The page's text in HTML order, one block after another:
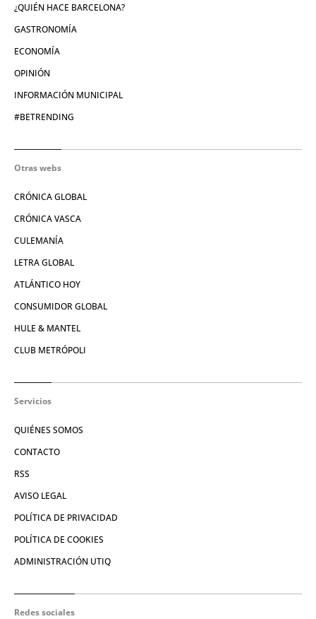
¿QUIÉN HACE BARCELONA?
GASTRONOMÍA
ECONOMÍA
OPINIÓN
INFORMACIÓN MUNICIPAL
#BETRENDING
Otras webs
CRÓNICA GLOBAL
CRÓNICA VASCA
CULEMANÍA
LETRA GLOBAL
ATLÁNTICO HOY
CONSUMIDOR GLOBAL
HULE & MANTEL
CLUB METRÓPOLI
Servicios
QUIÉNES SOMOS
CONTACTO
RSS
AVISO LEGAL
POLÍTICA DE PRIVACIDAD
POLÍTICA DE COOKIES
ADMINISTRACIÓN UTIQ
Redes sociales